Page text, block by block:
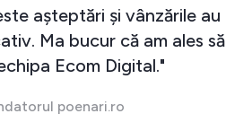
așteptări și vânzările au
Ma bucur că am ales să
Ecom Digital."
poenari.ro